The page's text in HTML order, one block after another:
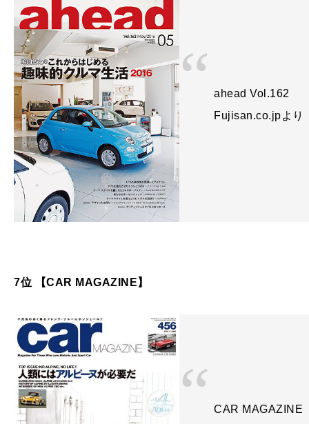
ahead Vol.162
Fujisan.co.jpより
7位 【CAR MAGAZINE】
CAR MAGAZINE